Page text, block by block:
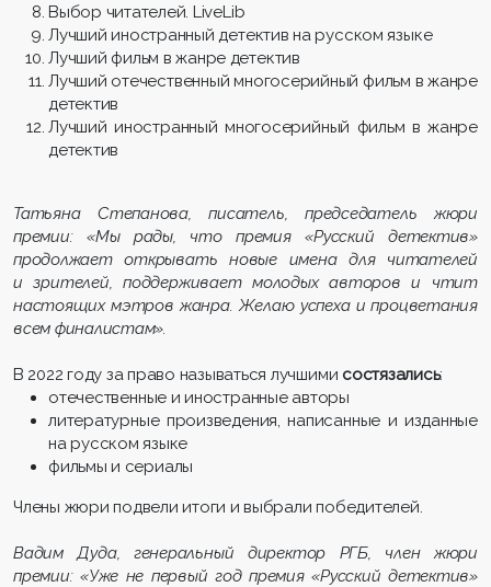
Выбор читателей. LiveLib
Лучший иностранный детектив на русском языке
Лучший фильм в жанре детектив
Лучший отечественный многосерийный фильм в жанре
детектив
Лучший иностранный многосерийный фильм в жанре
детектив
Татьяна Степанова, писатель, председатель жюри
премии: «Мы рады, что премия «Русский детектив»
продолжает открывать новые имена для читателей
и зрителей, поддерживает молодых авторов и чтит
настоящих мэтров жанра. Желаю успеха и процветания
всем финалистам».
В 2022 году за право называться лучшими состязались:
отечественные и иностранные авторы
литературные произведения, написанные и изданные
на русском языке
фильмы и сериалы
Члены жюри подвели итоги и выбрали победителей.
Вадим Дуда, генеральный директор РГБ, член жюри
премии: «Уже не первый год премия «Русский детектив»